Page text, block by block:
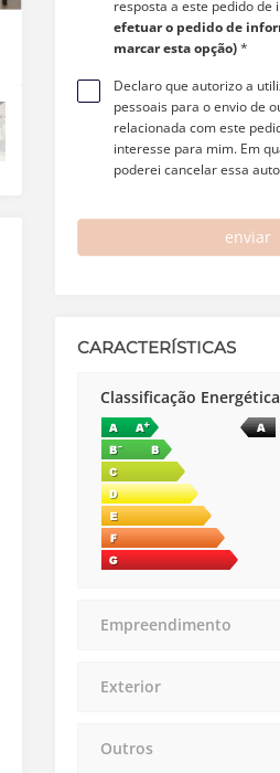
resposta a este pedido de
efetuar o pedido de
marcar esta opção)*
Declaro que autorizo a
pessoais para o envio de
relacionada com este
interesse para mim. Em
poderei cancelar essa
enviar
CARACTERÍSTICAS
Classificação Energética
Empreendimento
Exterior
Outros